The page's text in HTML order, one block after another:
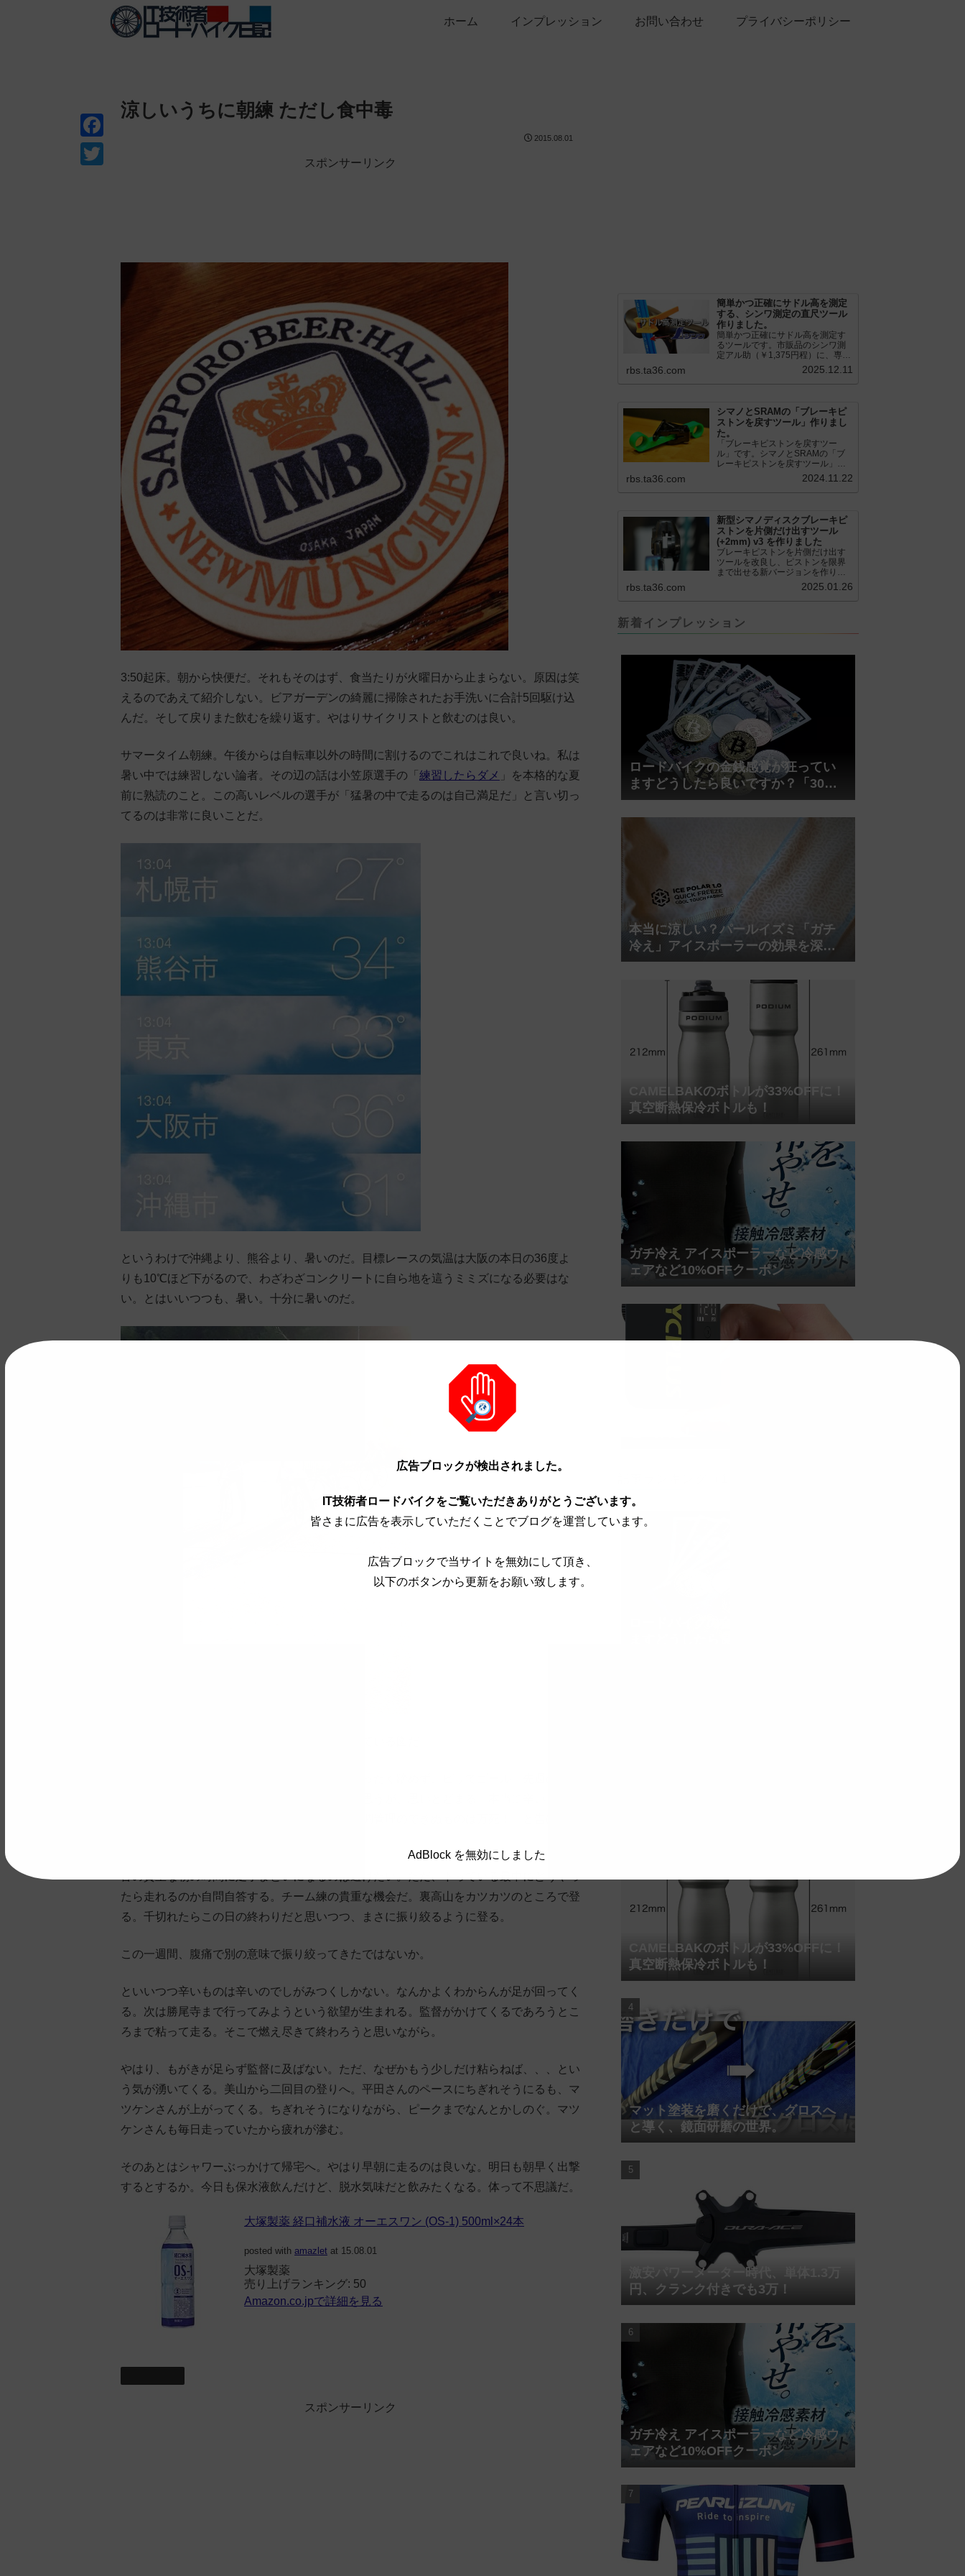
ホーム インプレッション お問い合わせ プライバシーポリシー
涼しいうちに朝練 ただし食中毒
2015.08.01
スポンサーリンク
3:50起床。朝から快便だ。それもそのはず、食当たりが火曜日から止まらない。原因は笑
えるのであえて紹介しない。ビアガーデンの綺麗に掃除されたお手洗いに合計5回駆け込
んだ。そして戻りまた飲むを繰り返す。やはりサイクリストと飲むのは良い。
サマータイム朝練。午後からは自転車以外の時間に割けるのでこれはこれで良いね。私は
暑い中では練習しない論者。その辺の話は小笠原選手の「 練習したらダメ 」を本格的な夏
前に熟読のこと。この高いレベルの選手が「猛暑の中で走るのは自己満足だ」と言い切っ
てるのは非常に良いことだ。
というわけで沖縄より、熊谷より、暑いのだ。目標レースの気温は大阪の本日の36度よ
りも10℃ほど下がるので、わざわざコンクリートに自ら地を這うミミズになる必要はな
い。とはいいつつも、暑い。十分に暑いのだ。
たら走れるのか自問自答する。チーム練の貴重な機会だ。裏高山をカツカツのところで登
る。千切れたらこの日の終わりだと思いつつ、まさに振り絞るように登る。
この一週間、腹痛で別の意味で振り絞ってきたではないか。
といいつつ辛いものは辛いのでしがみつくしかない。なんかよくわからんが足が回ってく
る。次は勝尾寺まで行ってみようという欲望が生まれる。監督がかけてくるであろうとこ
ろまで粘って走る。そこで燃え尽きて終わろうと思いながら。
やはり、もがきが足らず監督に及ばない。ただ、なぜかもう少しだけ粘らねば、、、とい
う気が湧いてくる。美山から二回目の登りへ。平田さんのペースにちぎれそうにるも、マ
ツケンさんが上がってくる。ちぎれそうになりながら、ピークまでなんとかしのぐ。マツ
ケンさんも毎日走っていたから疲れが滲む。
そのあとはシャワーぶっかけて帰宅へ。やはり早朝に走るのは良いな。明日も朝早く出撃
するとするか。今日も保水液飲んだけど、脱水気味だと飲みたくなる。体って不思議だ。
大塚製薬 経口補水液 オーエスワン (OS-1) 500ml×24本
posted with amazlet at 15.08.01
大塚製薬
売り上げランキング: 50
Amazon.co.jpで詳細を見る
スポンサーリンク
F
簡単かつ正確にサドル高を測定
する、シンワ測定の直尺ツール
作りました。
簡単かつ正確にサドル高を測定す
るツールです。市販品のシンワ測
定アル助（￥1,375円程）に、専用
のサドル高測定ツールを取り付け
て使用します。これまで以上に、
Sokutei) アルミ直尺 アル助 1m ホ
ワイト 65445posted at 2025.12.12
シンワ測定(Shinwa Sokutei)
￥1,375Amazon.c...
rbs.ta36.com 2025.12.11
シマノとSRAMの「ブレーキピ
ストンを戻すツール」作りまし
た。
「ブレーキピストンを戻すツー
ル」です。シマノとSRAMの「ブ
レーキピストンを戻すツール」作
りました。出したからには、戻す
必要が。。。でも、タイヤレバー
戻すツール」
pic.twitter.com/jiwVmCb32N— IT技
術者ロードバイク (@FJT_TKS)
November 22, 2024何ができるの
かというと、出ているピス...
rbs.ta36.com 2024.11.22
新型シマノディスクブレーキピ
ストンを片側だけ出すツール
(+2mm) v3 を作りました
ブレーキピストンを片側だけ出す
ツールを改良し、ピストンを限界
まで出せる新バージョンを作りま
した。前作よりも+2.18mm出せる
ようになりました。寸法設計に関
も安全な寸法設計に落ち着いてい
ます。ピストン出しチキンレース
れしましたが、ギリギリまで攻め
てますのでピストン内部の汚れを
さらに掃除できると思います。前
作の...
rbs.ta36.com 2025.01.26
新着インプレッション
ロードバイクの金銭感覚が狂ってい
ますどうしたら良いですか？「30万
円は安い」の正体
本当に涼しい？パールイズミ「ガチ
冷え」アイスポーラーの効果を深部
体温計COREで測ってみた
CAMELBAKのボトルが33%OFFに！
真空断熱保冷ボトルも！
ガチ冷え アイスポーラーなど冷感ウ
ェアなど10%OFFクーポン
CAMELBAKのボトルが33%OFFに！
真空断熱保冷ボトルも！
マット塗装を磨くだけで、グロスへ
と導く、鏡面研磨の世界。
激安パワーメーター時代、単体1.3万
円、クランク付きでも3万！
ガチ冷え アイスポーラーなど冷感ウ
ェアなど10%OFFクーポン
広告ブロックが検出されました。
IT技術者ロードバイクをご覧いただきありがとうございます。
皆さまに広告を表示していただくことでブログを運営しています。
広告ブロックで当サイトを無効にして頂き、
以下のボタンから更新をお願い致します。
AdBlock を無効にしました